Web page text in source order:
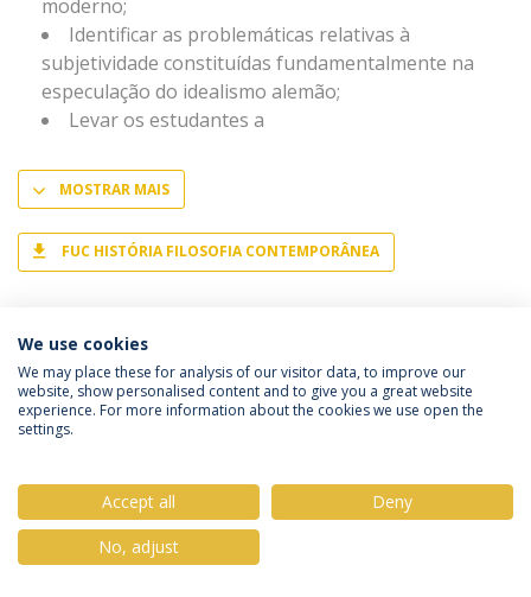
moderno;
Identificar as problemáticas relativas à
subjetividade constituídas fundamentalmente na
especulação do idealismo alemão;
Levar os estudantes a
MOSTRAR MAIS
FUC HISTÓRIA FILOSOFIA CONTEMPORÂNEA
Política de Privacidade
Termos & Condições
© 2026 Universidade Católica Portuguesa
We use cookies
We may place these for analysis of our visitor data, to improve our
website, show personalised content and to give you a great website
experience. For more information about the cookies we use open the
settings.
Accept all
Deny
No, adjust